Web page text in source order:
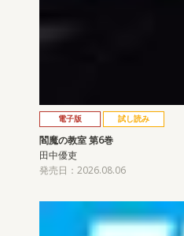
電子版 試し読み
閻魔の教室 第6巻
田中優吏
発売日：2026.08.06